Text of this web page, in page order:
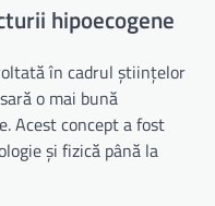
hipoecogene
în cadrul științelor
o mai bună
Acest concept a fost
și fizică până la